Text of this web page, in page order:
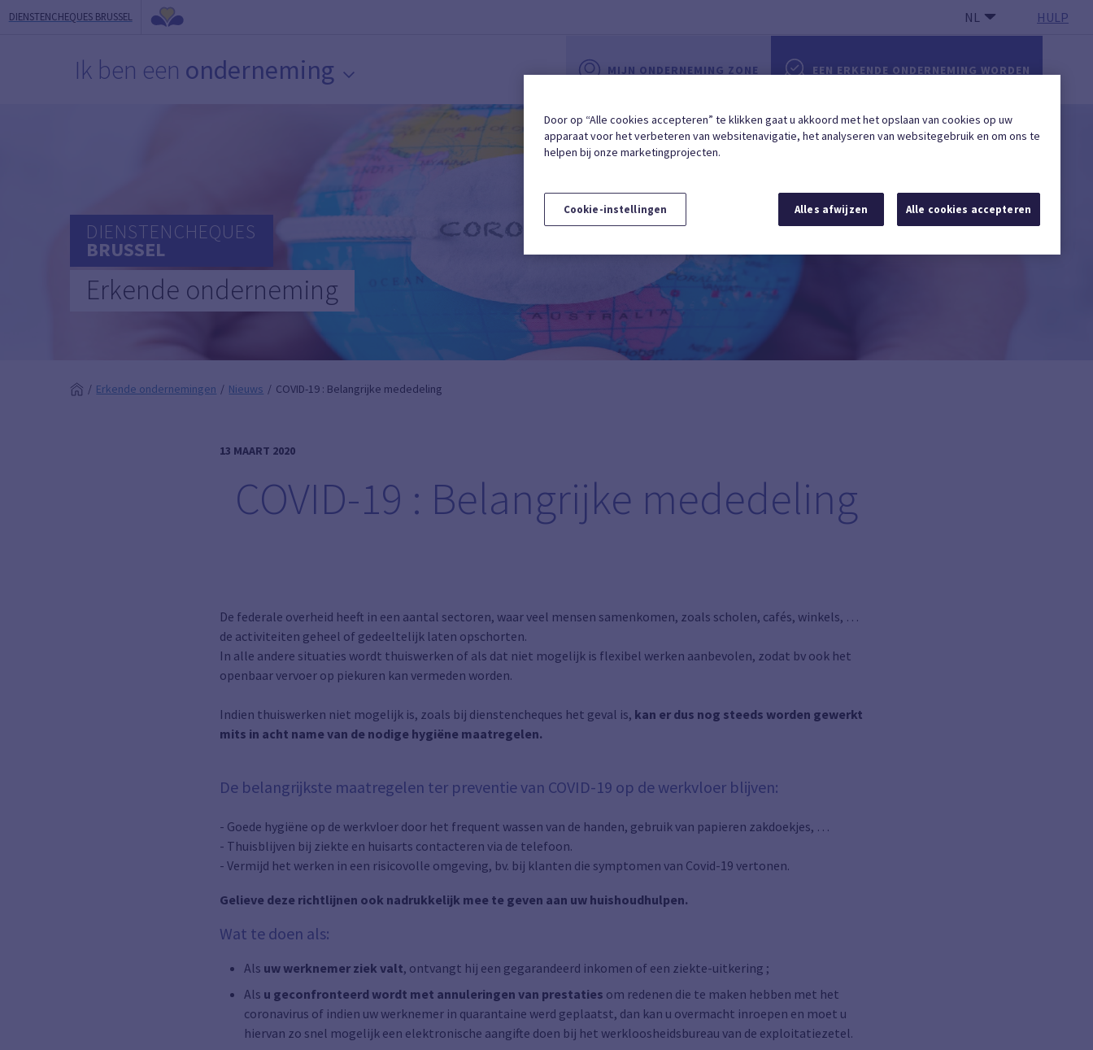
DIENSTENCHEQUES BRUSSEL NL HULP
Ik ben een onderneming MIJN ONDERNEMING ZONE EEN ERKENDE ONDERNEMING WORDEN
DIENSTENCHEQUES
BRUSSEL
Erkende onderneming
Erkende ondernemingen Nieuws COVID-19 : Belangrijke mededeling
13 MAART 2020
COVID-19 : Belangrijke mededeling
De federale overheid heeft in een aantal sectoren, waar veel mensen samenkomen, zoals scholen, cafés, winkels, …
de activiteiten geheel of gedeeltelijk laten opschorten.
In alle andere situaties wordt thuiswerken of als dat niet mogelijk is flexibel werken aanbevolen, zodat bv ook het
openbaar vervoer op piekuren kan vermeden worden.
Indien thuiswerken niet mogelijk is, zoals bij dienstencheques het geval is, kan er dus nog steeds worden gewerkt
mits in acht name van de nodige hygiëne maatregelen.
De belangrijkste maatregelen ter preventie van COVID-19 op de werkvloer blijven:
- Goede hygiëne op de werkvloer door het frequent wassen van de handen, gebruik van papieren zakdoekjes, …
- Thuisblijven bij ziekte en huisarts contacteren via de telefoon.
- Vermijd het werken in een risicovolle omgeving, bv. bij klanten die symptomen van Covid-19 vertonen.
Gelieve deze richtlijnen ook nadrukkelijk mee te geven aan uw huishoudhulpen.
Wat te doen als:
Als uw werknemer ziek valt, ontvangt hij een gegarandeerd inkomen of een ziekte-uitkering ;
Als u geconfronteerd wordt met annuleringen van prestaties om redenen die te maken hebben met het
coronavirus of indien uw werknemer in quarantaine werd geplaatst, dan kan u overmacht inroepen en moet u
hiervan zo snel mogelijk een elektronische aangifte doen bij het werkloosheidsbureau van de exploitatiezetel.
Door op “Alle cookies accepteren” te klikken gaat u akkoord met het opslaan van cookies op uw
apparaat voor het verbeteren van websitenavigatie, het analyseren van websitegebruik en om ons te
helpen bij onze marketingprojecten.
Cookie-instellingen Alles afwijzen Alle cookies accepteren